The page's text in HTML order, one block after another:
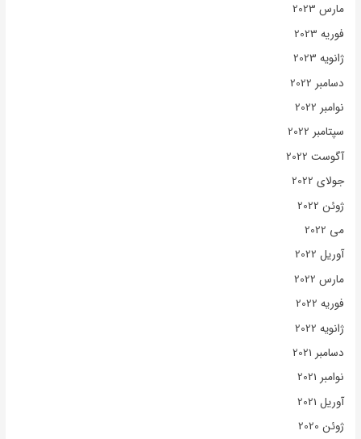
مارس 2023
فوریه 2023
ژانویه 2023
دسامبر 2022
نوامبر 2022
سپتامبر 2022
آگوست 2022
جولای 2022
ژوئن 2022
می 2022
آوریل 2022
مارس 2022
فوریه 2022
ژانویه 2022
دسامبر 2021
نوامبر 2021
آوریل 2021
ژوئن 2020